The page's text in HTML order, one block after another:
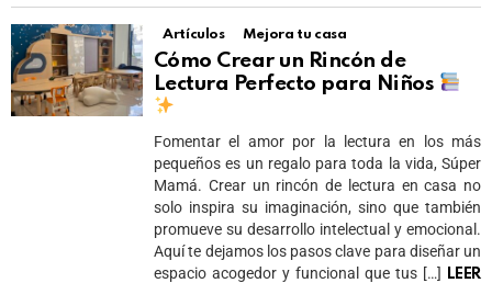
Artículos Mejora tu casa
Cómo Crear un Rincón de
Lectura Perfecto para Niños
Fomentar el amor por la lectura en los más
pequeños es un regalo para toda la vida, Súper
Mamá. Crear un rincón de lectura en casa no
solo inspira su imaginación, sino que también
promueve su desarrollo intelectual y emocional.
Aquí te dejamos los pasos clave para diseñar un
espacio acogedor y funcional que tus […]
LEER